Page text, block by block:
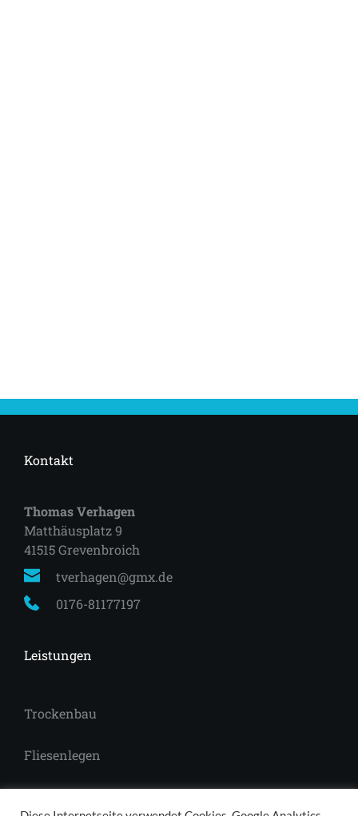
Kontakt
Thomas Verhagen
Matthäusplatz 9
41515 Grevenbroich
tverhagen@gmx.de
0176-81177197
Leistungen
Trockenbau
Fliesenlegen